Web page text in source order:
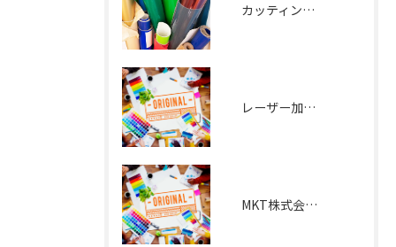
カッティング文字
レーザー加工：磁器食器
MKT株式会社様